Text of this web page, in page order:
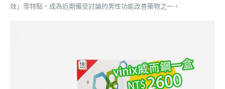
效」等特點，成為近期備受討論的男性功能改善藥物之一。